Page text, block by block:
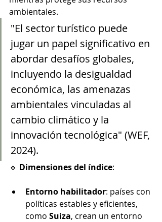
ambientales.
"El sector turístico puede
jugar un papel significativo en
abordar desafíos globales,
incluyendo la desigualdad
económica, las amenazas
ambientales vinculadas al
cambio climático y la
innovación tecnológica" (WEF,
2024).
🔹 Dimensiones del índice:
Entorno habilitador: países con
políticas estables y eficientes,
como Suiza, crean un entorno